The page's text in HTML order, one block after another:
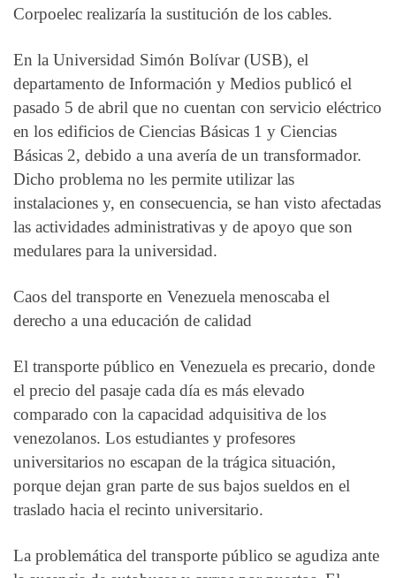
Corpoelec realizaría la sustitución de los cables.
En la Universidad Simón Bolívar (USB), el
departamento de Información y Medios publicó el
pasado 5 de abril que no cuentan con servicio eléctrico
en los edificios de Ciencias Básicas 1 y Ciencias
Básicas 2, debido a una avería de un transformador.
Dicho problema no les permite utilizar las
instalaciones y, en consecuencia, se han visto afectadas
las actividades administrativas y de apoyo que son
medulares para la universidad.
Caos del transporte en Venezuela menoscaba el
derecho a una educación de calidad
El transporte público en Venezuela es precario, donde
el precio del pasaje cada día es más elevado
comparado con la capacidad adquisitiva de los
venezolanos. Los estudiantes y profesores
universitarios no escapan de la trágica situación,
porque dejan gran parte de sus bajos sueldos en el
traslado hacia el recinto universitario.
La problemática del transporte público se agudiza ante